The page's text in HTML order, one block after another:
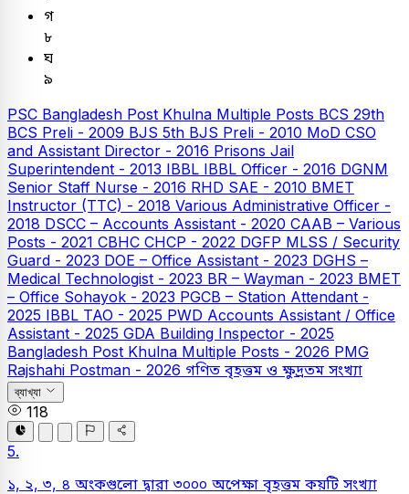
গ
৮
ঘ
৯
PSC Bangladesh Post Khulna Multiple Posts BCS 29th
BCS Preli - 2009 BJS 5th BJS Preli - 2010 MoD CSO
and Assistant Director - 2016 Prisons Jail
Superintendent - 2013 IBBL IBBL Officer - 2016 DGNM
Senior Staff Nurse - 2016 RHD SAE - 2010 BMET
Instructor (TTC) - 2018 Various Administrative Officer -
2018 DSCC – Accounts Assistant - 2020 CAAB – Various
Posts - 2021 CBHC CHCP - 2022 DGFP MLSS / Security
Guard - 2023 DOE – Office Assistant - 2023 DGHS –
Medical Technologist - 2023 BR – Wayman - 2023 BMET
– Office Sohayok - 2023 PGCB – Station Attendant -
2025 IBBL TAO - 2025 PWD Accounts Assistant / Office
Assistant - 2025 GDA Building Inspector - 2025
Bangladesh Post Khulna Multiple Posts - 2026 PMG
Rajshahi Postman - 2026 গণিত বৃহত্তম ও ক্ষুদ্রতম সংখ্যা
ব্যাখ্যা
118
5.
১, ২, ৩, ৪ অংকগুলো দ্বারা ৩০০০ অপেক্ষা বৃহত্তম কয়টি সংখ্যা